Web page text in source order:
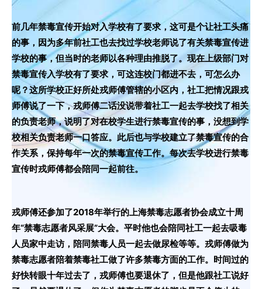
前几年禁毒宣传开始对入学校有了要求，这可是个让社工头痛
的事，因为多年前社工也去找过学校老师说了有关禁毒宣传进
学校的事，但当时的老师以各种理由推脱了。现在上级部门对
禁毒宣传入学校有了要求，可这连校门都进不去，可怎么办
呢？这所学校正好所处戎师傅管辖的小区内，社工把情况跟戎
师傅说了一下，戎师傅二话没说带着社工一起去学校找了相关
的负责老师，说明了对在校学生进行禁毒宣传的事，没想到学
校相关负责老师一口答应。此后也与学校建立了禁毒宣传的合
作关系，保持每年一次的禁毒宣传工作。每次去学校进行禁毒
宣传时戎师傅都会陪同一起前往。
戎师傅还参加了2018年举行的上海禁毒志愿者协会成立十周
年“禁毒志愿者风采展”大会。平时他也会陪同社工一起去吸毒
人员家中走访，陪同禁毒人员一起去做尿检等等。戎师傅做为
禁毒志愿者陪着禁毒社工做了许多禁毒方面的工作。时间过的
好快转眼十年过去了，戎师傅也要退休了，但是他跟社工说好